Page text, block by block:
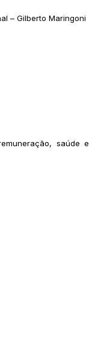
– Gilberto Maringoni
saúde e